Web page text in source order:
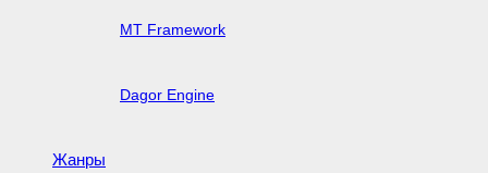
MT Framework
Dagor Engine
Жанры